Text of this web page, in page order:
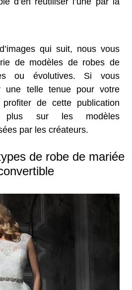
qui suit, nous vous
de modèles de robes de
ou évolutives. Si vous
une telle tenue pour votre
de cette publication
plus sur les modèles
par les créateurs.
de robe de mariée